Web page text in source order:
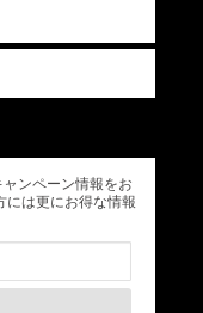
ンペーン情報をお
には更にお得な情報